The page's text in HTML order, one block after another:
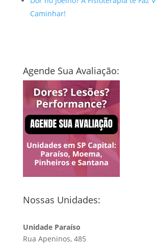
Caminhar!
Agende Sua Avaliação:
Nossas Unidades:
Unidade Paraíso
Rua Apeninos, 485